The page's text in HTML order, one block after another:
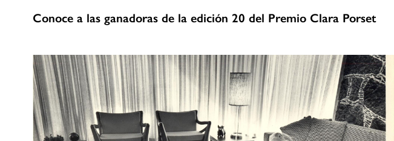
Conoce a las ganadoras de la edición 20 del Premio Clara Porset